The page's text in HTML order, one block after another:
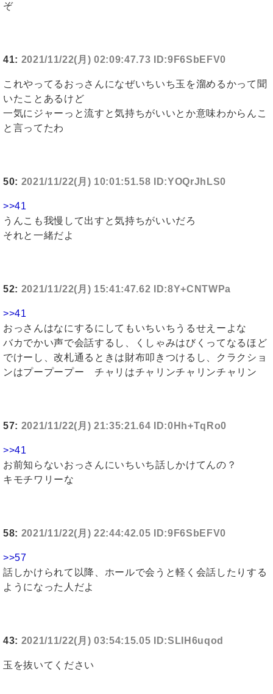
ぞ
41: 2021/11/22(月) 02:09:47.73 ID:9F6SbEFV0
これやってるおっさんになぜいちいち玉を溜めるかって聞
いたことあるけど
一気にジャーっと流すと気持ちがいいとか意味わからんこ
と言ってたわ
50: 2021/11/22(月) 10:01:51.58 ID:YOQrJhLS0
>>41
うんこも我慢して出すと気持ちがいいだろ
それと一緒だよ
52: 2021/11/22(月) 15:41:47.62 ID:8Y+CNTWPa
>>41
おっさんはなにするにしてもいちいちうるせえーよな
バカでかい声で会話するし、くしゃみはびくってなるほど
でけーし、改札通るときは財布叩きつけるし、クラクショ
ンはプープープー チャリはチャリンチャリンチャリン
57: 2021/11/22(月) 21:35:21.64 ID:0Hh+TqRo0
>>41
お前知らないおっさんにいちいち話しかけてんの？
キモチワリーな
58: 2021/11/22(月) 22:44:42.05 ID:9F6SbEFV0
>>57
話しかけられて以降、ホールで会うと軽く会話したりする
ようになった人だよ
43: 2021/11/22(月) 03:54:15.05 ID:SLIH6uqod
玉を抜いてください